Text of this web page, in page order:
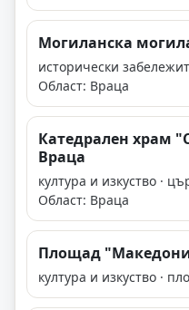
Могиланска
исторически
Област: Враца
Катедрален храм
Враца
култура и изкуство ·
Област: Враца
Площад
култура и изкуство ·